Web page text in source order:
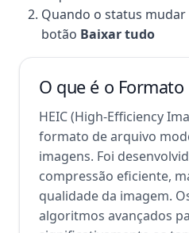
Quando o status mudar
botão Baixar tudo
O que é o Formato
HEIC (High-Efficiency
formato de arquivo
imagens. Foi
compressão eficiente,
qualidade da imagem.
algoritmos avançados